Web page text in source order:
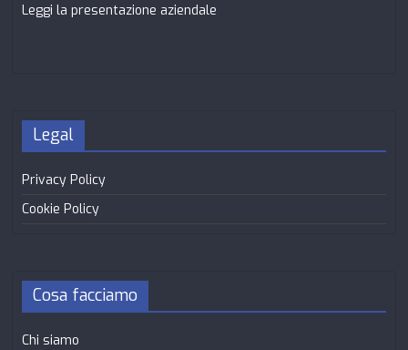
Leggi la presentazione aziendale
Legal
Privacy Policy
Cookie Policy
Cosa facciamo
Chi siamo